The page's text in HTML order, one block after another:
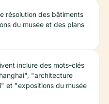
résolution des bâtiments
du musée et des plans
inclure des mots-clés
"architecture
et "expositions du musée